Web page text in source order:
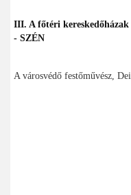
III. A főtéri
- SZÉN
A városvédő festőművész,